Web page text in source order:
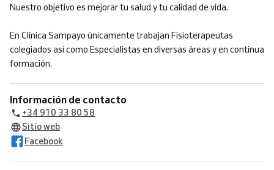
Nuestro objetivo es mejorar tu salud y tu calidad de vida.
En Clínica Sampayo únicamente trabajan Fisioterapeutas
colegiados así como Especialistas en diversas áreas y en continua
formación.
Información de contacto
+34 910 33 80 58
Sitio web
Facebook